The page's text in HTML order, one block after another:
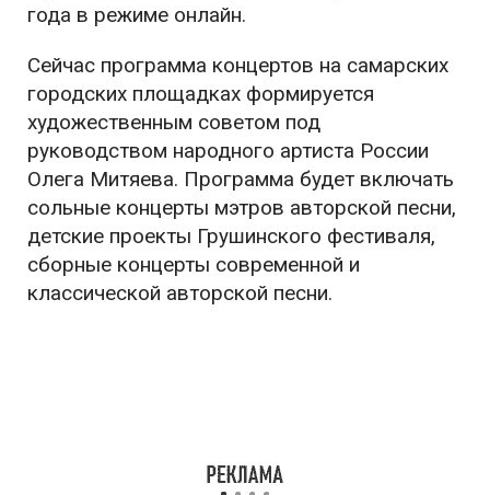
года в режиме онлайн.
Сейчас программа концертов на самарских
городских площадках формируется
художественным советом под
руководством народного артиста России
Олега Митяева. Программа будет включать
сольные концерты мэтров авторской песни,
детские проекты Грушинского фестиваля,
сборные концерты современной и
классической авторской песни.